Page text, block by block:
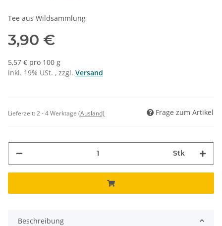
Tee aus Wildsammlung
3,90 €
5,57 € pro 100 g
inkl. 19% USt. , zzgl. Versand
Lieferzeit:2 - 4 Werktage (Ausland) Frage zum Artikel
Stk
Beschreibung